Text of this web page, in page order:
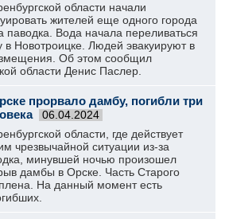
области начали
жителей еще одного города
паводка. Вода начала переливаться
Новотроицке. Людей эвакуируют в
Об этом сообщил
области Денис Паслер.
прорвало дамбу, погибли три
06.04.2024
области, где действует
чрезвычайной ситуации из-за
минувшей ночью произошел
дамбы в Орске. Часть Старого
На данный момент есть